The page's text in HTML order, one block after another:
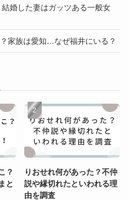
婚した妻はガッツある一般女
家族は愛知…なぜ福井にいる？
？
と
りおせれ何があった？不仲
説や縁切れたといわれる理
由を調査